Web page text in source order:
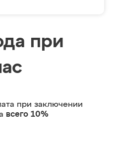
при
при заключении
всего 10%